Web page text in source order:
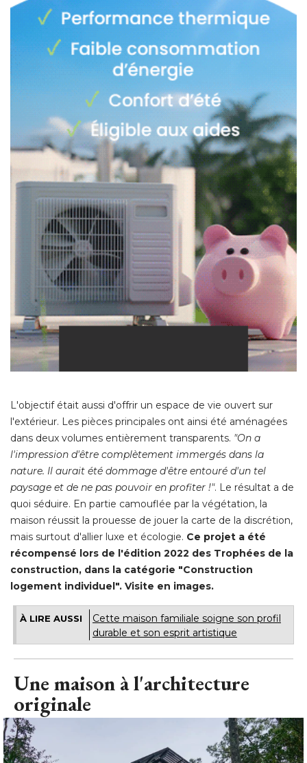
L'objectif était aussi d'offrir un espace de vie ouvert sur
l'extérieur. Les pièces principales ont ainsi été aménagées
dans deux volumes entièrement transparents. "On a
l'impression d'être complètement immergés dans la
nature. Il aurait été dommage d'être entouré d'un tel
paysage et de ne pas pouvoir en profiter !". Le résultat a de
quoi séduire. En partie camouflée par la végétation, la
maison réussit la prouesse de jouer la carte de la discrétion,
mais surtout d'allier luxe et écologie. Ce projet a été
récompensé lors de l'édition 2022 des Trophées de la
construction, dans la catégorie "Construction
logement individuel". Visite en images.
À LIRE AUSSI
Cette maison familiale soigne son profil
durable et son esprit artistique
Une maison à l'architecture
originale